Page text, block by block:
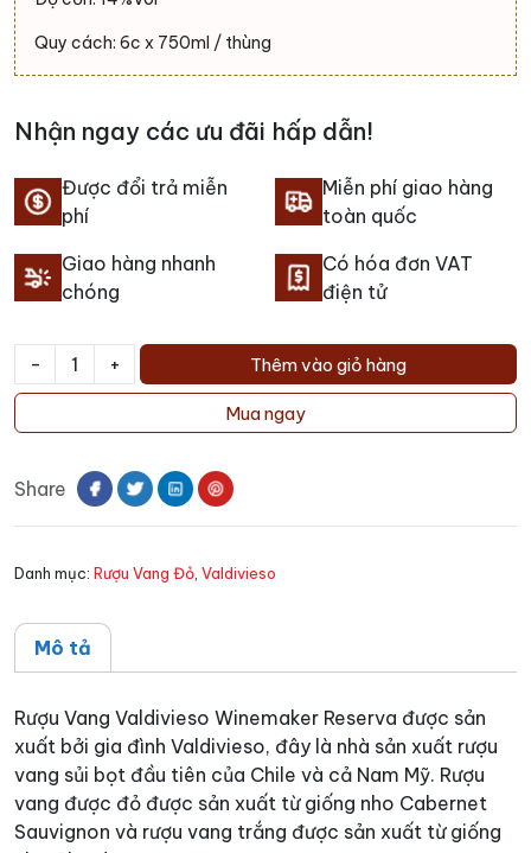
Quy cách: 6c x 750ml / thùng
Nhận ngay các ưu đãi hấp dẫn!
Được đổi trả miễn
phí
Miễn phí giao hàng
toàn quốc
Giao hàng nhanh
chóng
Có hóa đơn VAT
điện tử
-
Rượu
Valdivieso
Reserva
White)
+ Thêm vào giỏ hàng
Mua ngay
Share
Danh mục: Rượu Vang Đỏ, Valdivieso
Mô tả
Rượu Vang Valdivieso Winemaker Reserva được sản
xuất bởi gia đình Valdivieso, đây là nhà sản xuất rượu
vang sủi bọt đầu tiên của Chile và cả Nam Mỹ. Rượu
vang được đỏ được sản xuất từ giống nho Cabernet
Sauvignon và rượu vang trắng được sản xuất từ giống